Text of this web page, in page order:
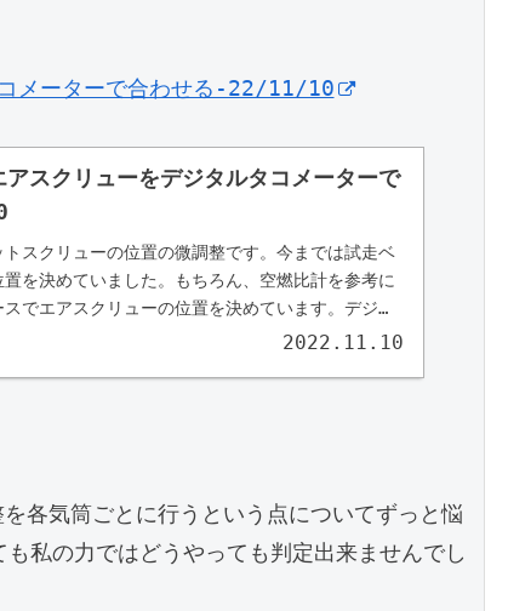
コメーターで合わせる-22/11/10
スクリューをデジタルタコメーターで
スクリューの位置の微調整です。今までは試走ベ
を決めていました。もちろん、空燃比計を参考に
でエアスクリューの位置を決めています。デジタ
2022.11.10
各気筒ごとに行うという点についてずっと悩
私の力ではどうやっても判定出来ませんでし